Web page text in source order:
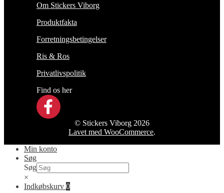
Om Stickers Viborg
Produktfakta
Forretningsbetingelser
Ris & Ros
Privatlivspolitik
Find os her
© Stickers Viborg 2026
Lavet med WooCommerce.
Min konto
Søg
Søg
×
Indkøbskurv 0